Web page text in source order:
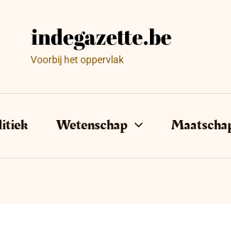
Voorbij het oppervlak
Wetenschap